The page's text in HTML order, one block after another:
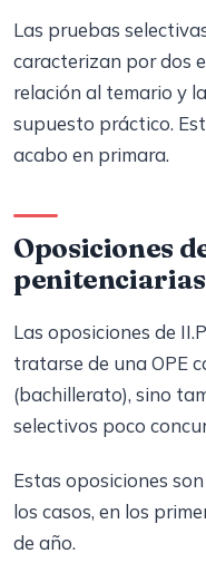
Las pruebas
caracterizan por dos
relación al temario y
supuesto práctico.
acabo en primara.
Oposiciones
penitenciarias
Las oposiciones de
tratarse de una OPE
(bachillerato), sino
selectivos poco
Estas oposiciones
los casos, en los
de año.